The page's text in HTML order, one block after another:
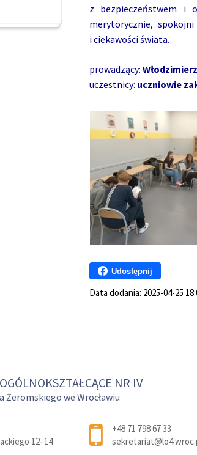
z bezpieczeństwem i
merytorycznie,
i ciekawości świata.
prowadzący:
uczestnicy: uczniowie
Udostępnij
Data dodania: 2025-04-25
NR IV
Żeromskiego we Wrocławiu
12–14
+48 71 798 67 33